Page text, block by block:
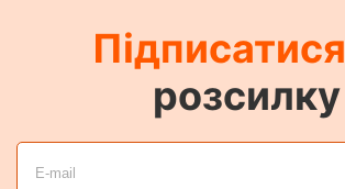
Підписатися
розсилку